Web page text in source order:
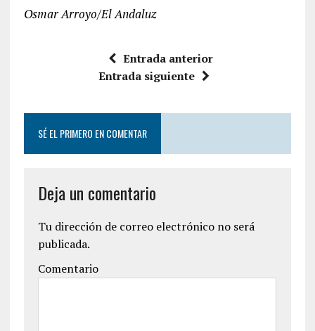
Osmar Arroyo/El Andaluz
Entrada anterior
Entrada siguiente
SÉ EL PRIMERO EN COMENTAR
Deja un comentario
Tu dirección de correo electrónico no será
publicada.
Comentario